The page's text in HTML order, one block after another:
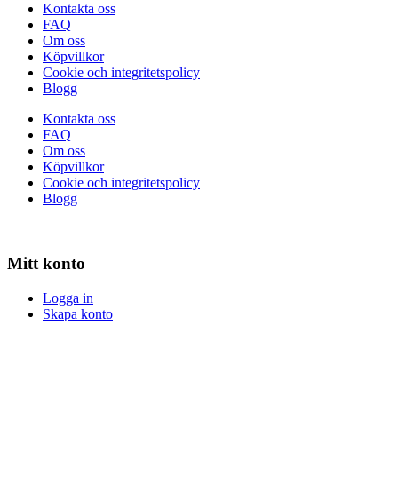
Kontakta oss
FAQ
Om oss
Köpvillkor
Cookie och integritetspolicy
Blogg
Kontakta oss
FAQ
Om oss
Köpvillkor
Cookie och integritetspolicy
Blogg
Mitt konto
Logga in
Skapa konto